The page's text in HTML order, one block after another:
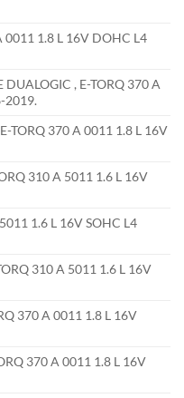
0011 1.8 L 16V DOHC L4
, E-TORQ 370 A
2019.
TORQ 370 A 0011 1.8 L 16V
310 A 5011 1.6 L 16V
1.6 L 16V SOHC L4
310 A 5011 1.6 L 16V
370 A 0011 1.8 L 16V
370 A 0011 1.8 L 16V